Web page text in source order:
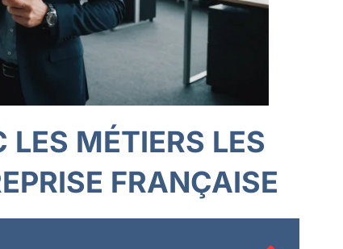
MÉTIERS LES
FRANÇAISE